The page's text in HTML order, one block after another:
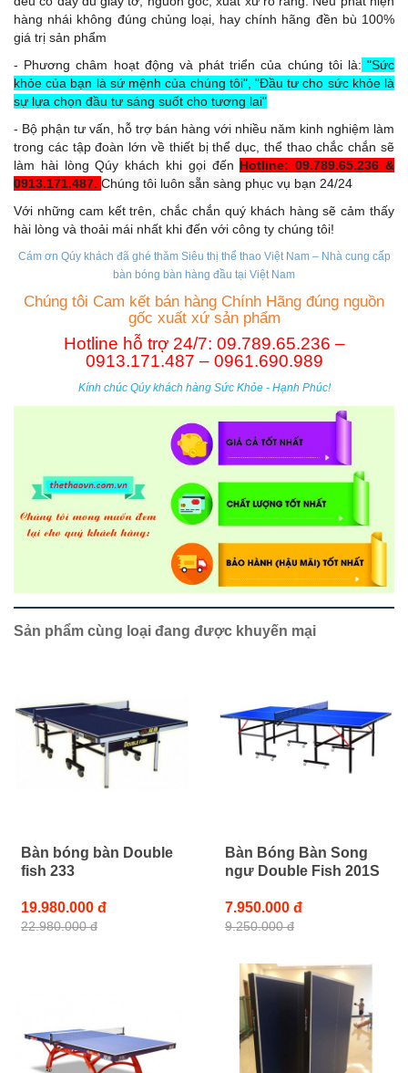
hàng nhái không đúng chủng loại, hay chính hãng đền bù 100%
giá trị sản phẩm
- Phương châm hoạt động và phát triển của chúng tôi là: "Sức
khỏe của bạn là sứ mệnh của chúng tôi", "Đầu tư cho sức khỏe là
sự lựa chọn đầu tư sáng suốt cho tương lai"
- Bộ phận tư vấn, hỗ trợ bán hàng với nhiều năm kinh nghiệm làm
trong các tập đoàn lớn về thiết bị thể dục, thể thao chắc chắn sẽ
làm hài lòng Qúy khách khi gọi đến Hotline: 09.789.65.236 &
0913.171.487. Chúng tôi luôn sẵn sàng phục vụ bạn 24/24
Với những cam kết trên, chắc chắn quý khách hàng sẽ cảm thấy
hài lòng và thoải mái nhất khi đến với công ty chúng tôi!
Cám ơn Qúy khách đã ghé thăm Siêu thị thể thao Việt Nam – Nhà cung cấp
bàn bóng bàn hàng đầu tại Việt Nam
Chúng tôi Cam kết bán hàng Chính Hãng đúng nguồn
gốc xuất xứ sản phẩm
Hotline hỗ trợ 24/7: 09.789.65.236 –
0913.171.487 – 0961.690.989
Kính chúc Qúy khách hàng Sức Khỏe - Hạnh Phúc!
Sản phẩm cùng loại đang được khuyến mại
Bàn bóng bàn Double
fish 233
19.980.000 đ
22.980.000 đ
Bàn Bóng Bàn Song
ngư Double Fish 201S
7.950.000 đ
9.250.000 đ